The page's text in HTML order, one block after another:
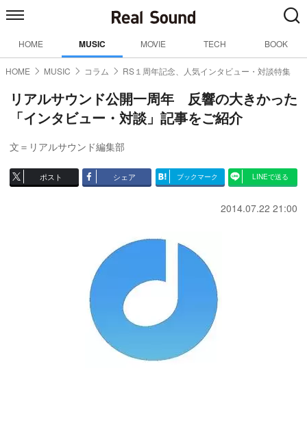
HOME MUSIC MOVIE TECH BOOK
HOME MUSIC コラム RS１周年記念、人気インタビュー・対談特集
リアルサウンド公開一周年 反響の大きかった
「インタビュー・対談」記事をご紹介
文＝リアルサウンド編集部
ポスト シェア ブックマーク LINEで送る
2014.07.22 21:00